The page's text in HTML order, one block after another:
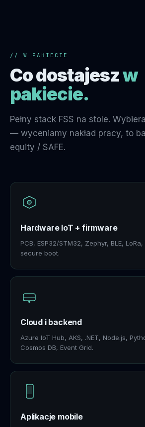
// W PAKIECIE
Co dostajeszw
pakiecie.
Pełny stack FSS na stole.
— wyceniamy nakład pracy, to
equity / SAFE.
Hardware IoT + firmware
PCB, ESP32/STM32, Zephyr, BLE,
secure boot.
Cloud i backend
Azure IoT Hub, AKS, .NET, Node.js,
Cosmos DB, Event Grid.
Aplikacje mobile